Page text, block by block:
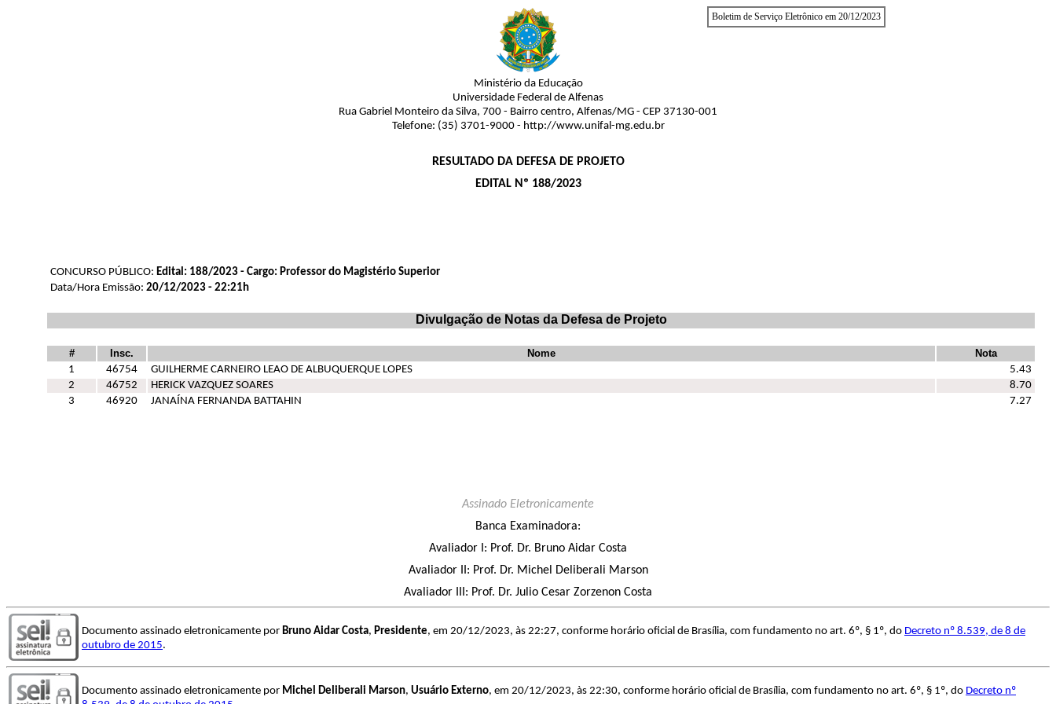
Boletim de Serviço Eletrônico em 20/12/2023
Ministério da Educação
Universidade Federal de Alfenas
Rua Gabriel Monteiro da Silva, 700 - Bairro centro, Alfenas/MG - CEP 37130-001
Telefone: (35) 3701-9000 - http://www.unifal-mg.edu.br
RESULTADO DA DEFESA DE PROJETO
EDITAL Nº 188/2023
CONCURSO PÚBLICO:Edital: 188/2023 - Cargo: Professor do Magistério Superior
Data/Hora Emissão:20/12/2023 - 22:21h
Divulgação de Notas da Defesa de Projeto
# Insc. Nome
Nota
1
46754 GUILHERME CARNEIRO LEAO DE ALBUQUERQUE LOPES
5.43
2
46752 HERICK VAZQUEZ SOARES
8.70
3
46920 JANAÍNA FERNANDA BATTAHIN 7.27
Assinado Eletronicamente
Banca Examinadora:
Avaliador I: Prof. Dr. Bruno Aidar Costa
Avaliador II: Prof. Dr. Michel Deliberali Marson
Avaliador III: Prof. Dr. Julio Cesar Zorzenon Costa
Documento assinado eletronicamente por Bruno Aidar Costa, Presidente, em 20/12/2023, às 22:27, conforme horário oficial de Brasília, com fundamento no art. 6º, § 1º, do Decreto nº 8.539, de 8 de
outubro de 2015.
Documento assinado eletronicamente por Michel Deliberali Marson, Usuário Externo, em 20/12/2023, às 22:30, conforme horário oficial de Brasília, com fundamento no art. 6º, § 1º, do Decreto nº